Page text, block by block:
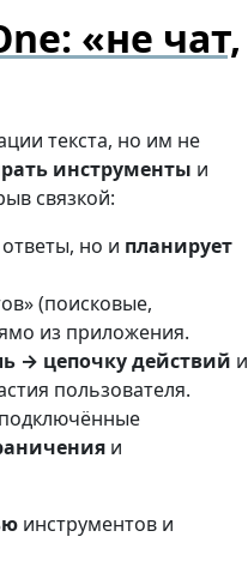
«не чат,
текста, но им не
инструменты и
связкой:
но и планирует
(поисковые,
из приложения.
→ цепочку действий и
пользователя.
и
инструментов и